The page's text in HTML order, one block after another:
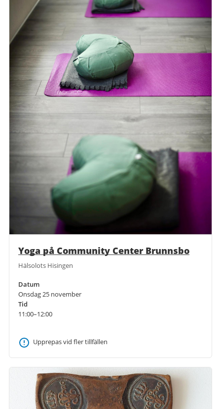
Yoga på Community Center Brunnsbo
Hälsolots Hisingen
Datum
Onsdag 25 november
Tid
11:00–12:00
Upprepas vid fler tillfällen